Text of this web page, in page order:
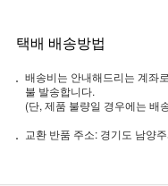
택배 배송방법
배송비는 안내해드리는 계좌
불 발송합니다.
(단, 제품 불량일 경우에는 배
교환 반품 주소: 경기도 남양